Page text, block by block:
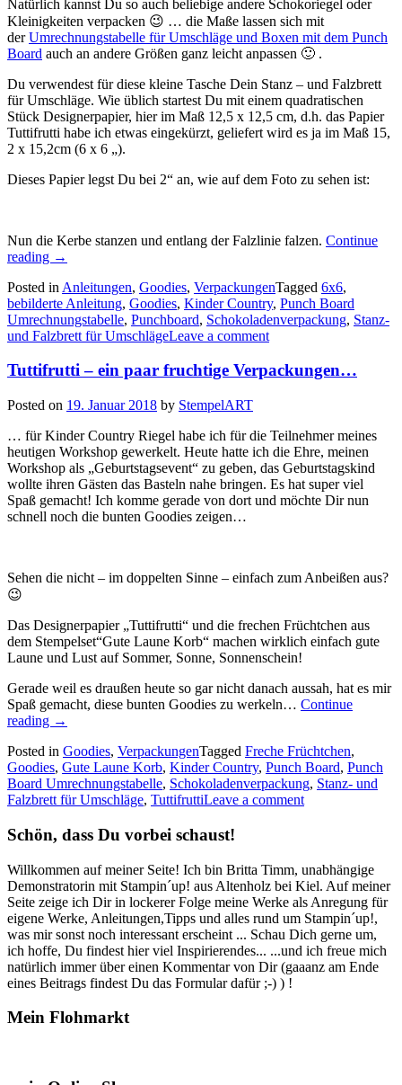
Natürlich kannst Du so auch beliebige andere Schokoriegel oder
Kleinigkeiten verpacken 😉 … die Maße lassen sich mit
derUmrechnungstabelle für Umschläge und Boxen mit dem Punch
Board auch an andere Größen ganz leicht anpassen 🙂 .
Du verwendest für diese kleine Tasche Dein Stanz – und Falzbrett
für Umschläge. Wie üblich startest Du mit einem quadratischen
Stück Designerpapier, hier im Maß 12,5 x 12,5 cm, d.h. das Papier
Tuttifrutti habe ich etwas eingekürzt, geliefert wird es ja im Maß 15,
2 x 15,2cm (6 x 6 „).
Dieses Papier legst Du bei 2“ an, wie auf dem Foto zu sehen ist:
Nun die Kerbe stanzen und entlang der Falzlinie falzen. Continue
reading „Die
für
die
fruchtige
Verpackung…“
→
Posted in Anleitungen, Goodies, VerpackungenTagged 6x6,
bebilderte Anleitung, Goodies, Kinder Country, Punch Board
Umrechnungstabelle, Punchboard, Schokoladenverpackung, Stanz-
und Falzbrett für UmschlägeLeave a comment
Tuttifrutti – ein paar fruchtige Verpackungen…
Posted on 19. Januar 2018 by StempelART
… für Kinder Country Riegel habe ich für die Teilnehmer meines
heutigen Workshop gewerkelt. Heute hatte ich die Ehre, meinen
Workshop als „Geburtstagsevent“ zu geben, das Geburtstagskind
wollte ihren Gästen das Basteln nahe bringen. Es hat super viel
Spaß gemacht! Ich komme gerade von dort und möchte Dir nun
schnell noch die bunten Goodies zeigen…
Sehen die nicht – im doppelten Sinne – einfach zum Anbeißen aus?
😉
Das Designerpapier „Tuttifrutti“ und die frechen Früchtchen aus
dem Stempelset“Gute Laune Korb“ machen wirklich einfach gute
Laune und Lust auf Sommer, Sonne, Sonnenschein!
Gerade weil es draußen heute so gar nicht danach aussah, hat es mir
Spaß gemacht, diese bunten Goodies zu werkeln… Continue
reading „Tuttifrutti
ein
paar
fruchtige
Verpackungen…“
→
Posted in Goodies, VerpackungenTagged Freche Früchtchen,
Goodies, Gute Laune Korb, Kinder Country, Punch Board, Punch
Board Umrechnungstabelle, Schokoladenverpackung, Stanz- und
Falzbrett für Umschläge, TuttifruttiLeave a comment
Schön, dass Du vorbei schaust!
Willkommen auf meiner Seite! Ich bin Britta Timm, unabhängige
Demonstratorin mit Stampin´up! aus Altenholz bei Kiel. Auf meiner
Seite zeige ich Dir in lockerer Folge meine Werke als Anregung für
eigene Werke, Anleitungen,Tipps und alles rund um Stampin´up!,
was mir sonst noch interessant erscheint ... Schau Dich gerne um,
ich hoffe, Du findest hier viel Inspirierendes... ...und ich freue mich
natürlich immer über einen Kommentar von Dir (gaaanz am Ende
eines Beitrags findest Du das Formular dafür ;-) ) !
Mein Flohmarkt